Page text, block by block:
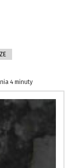
4 minuty